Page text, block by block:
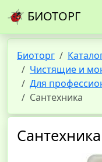
БИОТОРГ
Биоторг
Чистящие и
Для
Сантехника
Сантехника